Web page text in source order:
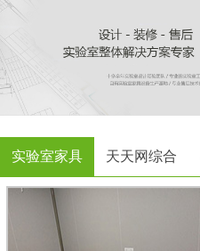
实验室家具 天天网综合